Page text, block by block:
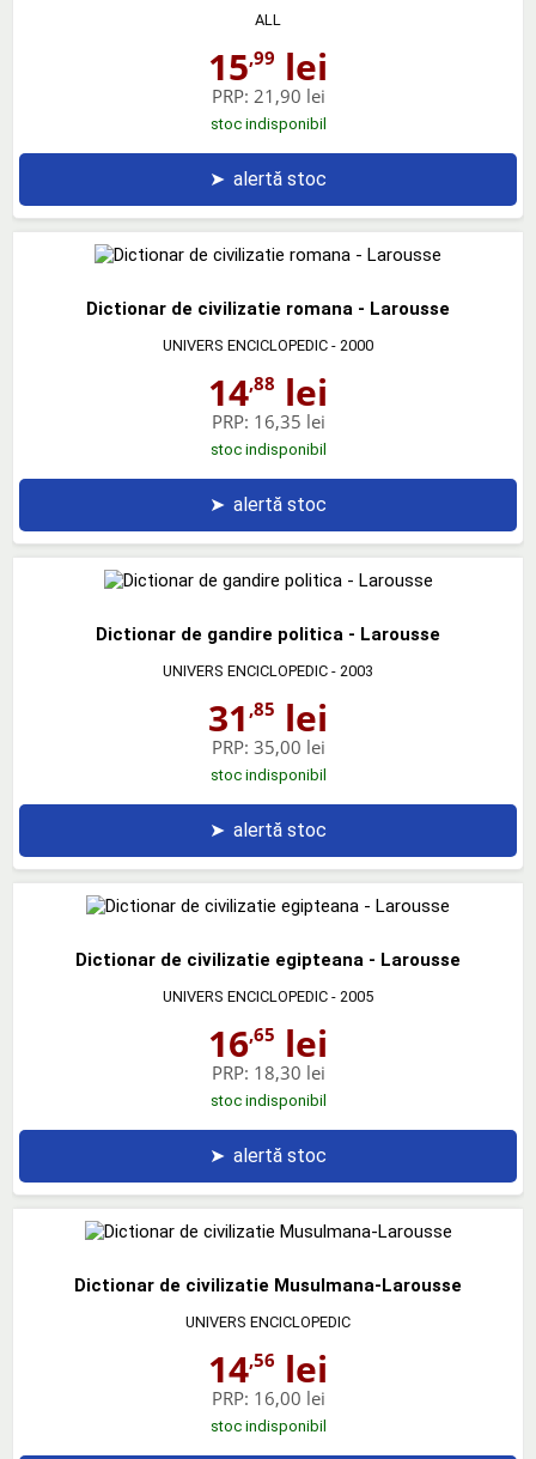
ALL
15,99 lei
PRP: 21,90 lei
stoc indisponibil
➤ alertă stoc
Dictionar de civilizatie romana - Larousse
UNIVERS ENCICLOPEDIC - 2000
14,88 lei
PRP: 16,35 lei
stoc indisponibil
➤ alertă stoc
Dictionar de gandire politica - Larousse
UNIVERS ENCICLOPEDIC - 2003
31 ,85 lei
PRP: 35,00 lei
stoc indisponibil
➤ alertă stoc
Dictionar de civilizatie egipteana - Larousse
UNIVERS ENCICLOPEDIC - 2005
16,65 lei
PRP: 18,30 lei
stoc indisponibil
➤ alertă stoc
Dictionar de civilizatie Musulmana-Larousse
UNIVERS ENCICLOPEDIC
14,56 lei
PRP: 16,00 lei
stoc indisponibil